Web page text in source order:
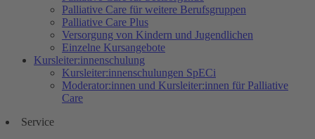
Palliative Care für weitere Berufsgruppen
Palliative Care Plus
Versorgung von Kindern und Jugendlichen
Einzelne Kursangebote
Kursleiter:innenschulung
Kursleiter:innenschulungen SpECi
Moderator:innen und Kursleiter:innen für Palliative
Care
Service